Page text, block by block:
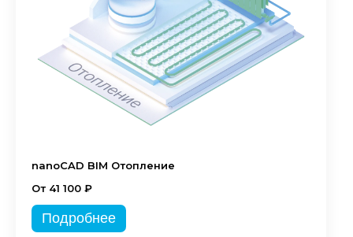
nanoCAD BIM Отопление
От 41 100 ₽
Подробнее